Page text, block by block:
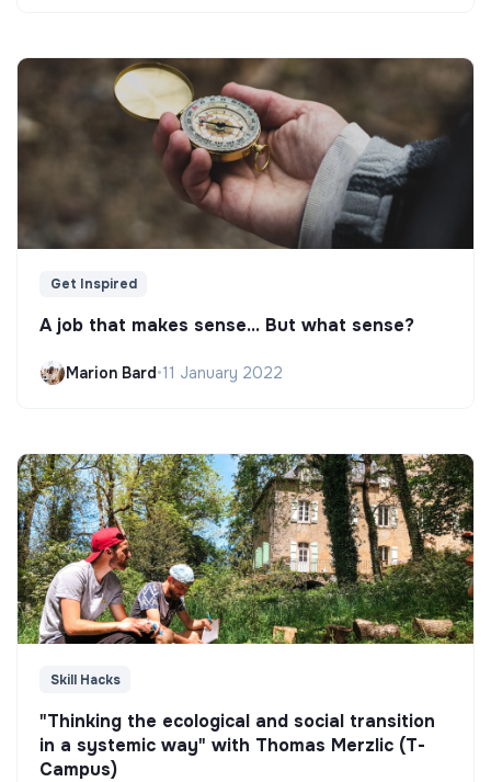
Get Inspired
A job that makes sense... But what sense?
Marion Bard•11 January 2022
Skill Hacks
"Thinking the ecological and social transition
in a systemic way" with Thomas Merzlic (T-
Campus)